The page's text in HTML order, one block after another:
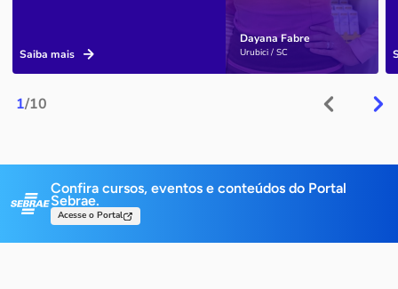
1/10
Dayana Fabre
Urubici / SC
Saiba mais
Confira cursos, eventos e conteúdos do Portal
Sebrae.
Acesse o Portal